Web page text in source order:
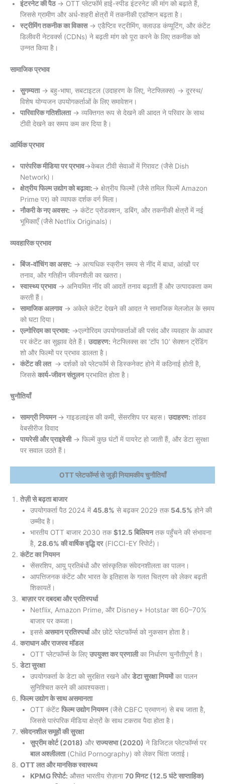
इंटरनेट की पैठ→ OTT प्लेटफॉर्म हाई-स्पीड इंटरनेट की मांग को बढ़ाते हैं,
जिससे ग्रामीण और अर्ध-शहरी क्षेत्रों में तकनीकी एडॉप्शन बढ़ता है।
स्ट्रीमिंग तकनीक का विकास→ एडैप्टिव स्ट्रीमिंग, क्लाउड कंप्यूटिंग, और कंटेंट
डिलीवरी नेटवर्क्स (CDNs) ने बढ़ती मांग को पूरा करने के लिए तकनीक को
उन्नत किया है।
सामाजिक प्रभाव
सुगम्यता→ बहु-भाषा, सबटाइटल (उदाहरण के लिए, नेटफ्लिक्स) → दूरस्थ/
विशेष योग्यजन उपयोगकर्ताओं के लिए समावेशन।
पारिवारिक गतिशीलता→ व्यक्तिगत रूप से देखने की आदत ने परिवार के साथ
टीवी देखने का समय कम कर दिया है।
आर्थिक प्रभाव
पारंपरिक मीडिया पर प्रभाव→केबल टीवी सेवाओं में गिरावट (जैसे Dish
Network)।
क्षेत्रीय फिल्म उद्योग को बढ़ावा:→ क्षेत्रीय फिल्मों (जैसे तमिल फिल्में Amazon
Prime पर) को व्यापक दर्शक वर्ग मिला।
नौकरी के नए अवसर: → कंटेंट प्रोडक्शन, डबिंग, और तकनीकी क्षेत्रों में नई
भूमिकाएँ (जैसे Netflix Originals)।
व्यवहारिक प्रभाव
बिंज-वॉचिंग का असर: → अत्यधिक स्क्रीन समय से नींद में बाधा, आंखों पर
तनाव, और गतिहीन जीवनशैली का खतरा।
स्वास्थ्य प्रभाव→ अनियमित नींद की आदतें तनाव बढ़ाती हैं और उत्पादकता कम
करती हैं।
सामाजिक अलगाव→ अकेले कंटेंट देखने की आदत ने सामाजिक मेलजोल के समय
को घटा दिया।
एल्गोरिदम का प्रभाव: →एल्गोरिदम उपयोगकर्ताओं की पसंद और व्यवहार के आधार
पर कंटेंट का सुझाव देते हैं। उदाहरण: नेटफ्लिक्स का ‘टॉप 10’ सेक्शन ट्रेंडिंग
शो और फिल्मों पर प्रभाव डालता है।
कंटेंट की लत → दर्शकों को प्लेटफॉर्म से डिस्कनेक्ट होने में कठिनाई होती है,
जिससेकार्य-जीवन संतुलनप्रभावित होता है।
चुनौतियाँ
सामग्री नियमन→ गाइडलाइंस की कमी, सेंसरशिप पर बहस। उदाहरण: तांडव
वेबसीरीज विवाद
पायरेसी और प्राइवेसी→ फिल्में कुछ घंटों में पायरेट हो जाती हैं, और डेटा सुरक्षा
पर सवाल उठते हैं।
OTT प्लेटफॉर्म्स से जुड़ी नियामकीय चुनौतियाँ
तेज़ी से बढ़ता बाजार
उपयोगकर्ता पैठ 2024 में45.8% से बढ़कर 2029 तक 54.5% होने की
उम्मीद है।
भारतीय OTT बाजार 2030 तक$12.5 बिलियनतक पहुँचने की संभावना
है, 28.6% की वार्षिक वृद्धि दर(FICCI-EY रिपोर्ट)।
कंटेंट का नियमन
सेंसरशिप, आयु प्रतिबंधों और सांस्कृतिक संवेदनशीलता का पालन।
आपत्तिजनक कंटेंट और भारत के इतिहास के गलत चित्रण को लेकर बढ़ती
शिकायतें।
बाज़ार पर दबदबा और प्रतिस्पर्धा
Netflix, Amazon Prime, और Disney+ Hotstar का 60–70%
बाजार पर कब्जा।
इससेअसमान प्रतिस्पर्धाऔर छोटे प्लेटफॉर्म्स को नुकसान होता है।
कराधान और राजस्व मॉडल
OTT प्लेटफॉर्म्स के लिए उपयुक्त कर प्रणालीका निर्धारण चुनौतीपूर्ण है।
डेटा सुरक्षा
उपयोगकर्ता के डेटा को सुरक्षित रखने और डेटा सुरक्षा नियमोंका पालन
सुनिश्चित करने की आवश्यकता।
फिल्म उद्योग के साथ असमानता
OTT कंटेंट फिल्म उद्योग नियमन(जैसे CBFC प्रमाणन) से बच जाता है,
जिससे पारंपरिक मीडिया क्षेत्रों के साथ टकराव पैदा होता है।
संवेदनशील समूहों की सुरक्षा
सुप्रीम कोर्ट (2018) और राज्यसभा (2020) ने डिजिटल प्लेटफॉर्म्स पर
बाल अश्लीलता(Child Pornography) को लेकर चिंता जताई।
OTT लत और मानसिक स्वास्थ्य
KPMG रिपोर्ट: औसत भारतीय रोज़ाना 70 मिनट (12.5 घंटे साप्ताहिक)